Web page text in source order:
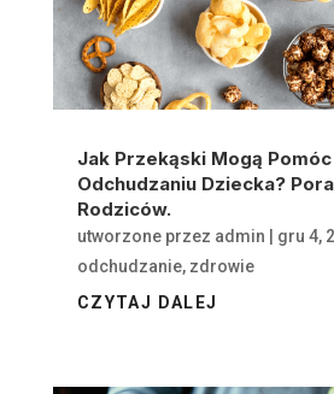
Jak Przekąski Mogą
Odchudzaniu Dziecka?
Rodziców.
utworzone przez admin gru 4,
odchudzanie, zdrowie
CZYTAJ DALEJ